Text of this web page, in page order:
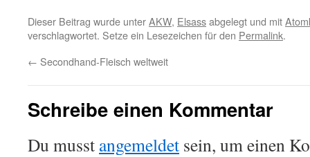
Dieser Beitrag wurde unterAKW, Elsassabgelegt und mit
verschlagwortet. Setze ein Lesezeichen für den Permalink.
← Secondhand-Fleisch weltweit
Schreibe einen Kommentar
Du musst angemeldet sein, um einen